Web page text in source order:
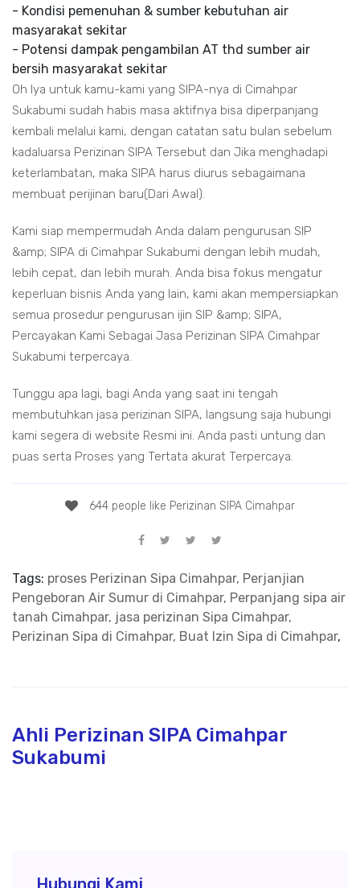
- Kondisi pemenuhan & sumber kebutuhan air
masyarakat sekitar
- Potensi dampak pengambilan AT thd sumber air
bersih masyarakat sekitar
Oh Iya untuk kamu-kami yang SIPA-nya di Cimahpar
Sukabumi sudah habis masa aktifnya bisa diperpanjang
kembali melalui kami, dengan catatan satu bulan sebelum
kadaluarsa Perizinan SIPA Tersebut dan Jika menghadapi
keterlambatan, maka SIPA harus diurus sebagaimana
membuat perijinan baru(Dari Awal).
Kami siap mempermudah Anda dalam pengurusan SIP
&amp; SIPA di Cimahpar Sukabumi dengan lebih mudah,
lebih cepat, dan lebih murah. Anda bisa fokus mengatur
keperluan bisnis Anda yang lain, kami akan mempersiapkan
semua prosedur pengurusan ijin SIP &amp; SIPA,
Percayakan Kami Sebagai Jasa Perizinan SIPA Cimahpar
Sukabumi terpercaya.
Tunggu apa lagi, bagi Anda yang saat ini tengah
membutuhkan jasa perizinan SIPA, langsung saja hubungi
kami segera di website Resmi ini. Anda pasti untung dan
puas serta Proses yang Tertata akurat Terpercaya.
644 people like Perizinan SIPA Cimahpar
Tags: proses Perizinan Sipa Cimahpar, Perjanjian
Pengeboran Air Sumur di Cimahpar, Perpanjang sipa air
tanah Cimahpar, jasa perizinan Sipa Cimahpar,
Perizinan Sipa di Cimahpar, Buat Izin Sipa di Cimahpar,
Ahli Perizinan SIPA Cimahpar
Sukabumi